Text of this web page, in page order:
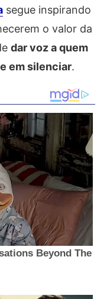
segue inspirando
o valor da
dar voz a quem
em silenciar.